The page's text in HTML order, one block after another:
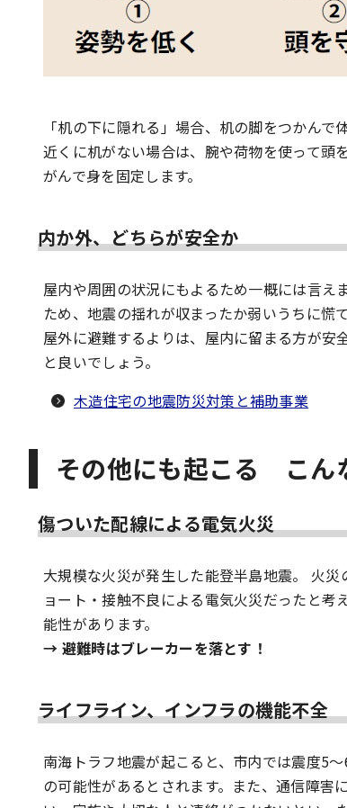
「机の下に隠れる」場合、机の脚をつかんで
近くに机がない場合は、腕や荷物を使って頭
がんで身を固定します。
内か外、どちらが安全か
屋内や周囲の状況にもよるため一概には言
ため、地震の揺れが収まったか弱いうちに
屋外に避難するよりは、屋内に留まる方が安
と良いでしょう。
木造住宅の地震防災対策と補助事業
その他にも起こる こん
傷ついた配線による電気火災
大規模な火災が発生した能登半島地震。 火
ョート・接触不良による電気火災だったと
能性があります。
→ 避難時はブレーカーを落とす！
ライフライン、インフラの機能不全
南海トラフ地震が起こると、市内では震度5
の可能性があるとされます。また、通信障害